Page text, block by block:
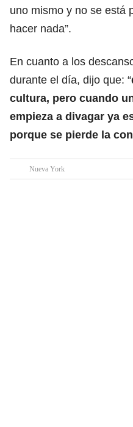
uno mismo y no se está
hacer nada”.
En cuanto a los
durante el día, dijo que: “
cultura, pero cuando
empieza a divagar ya
porque se pierde la
Nueva York